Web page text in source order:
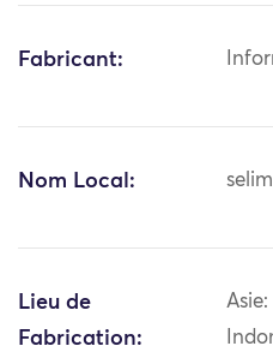
Fabricant:
Nom Local:
Lieu de
Fabrication: